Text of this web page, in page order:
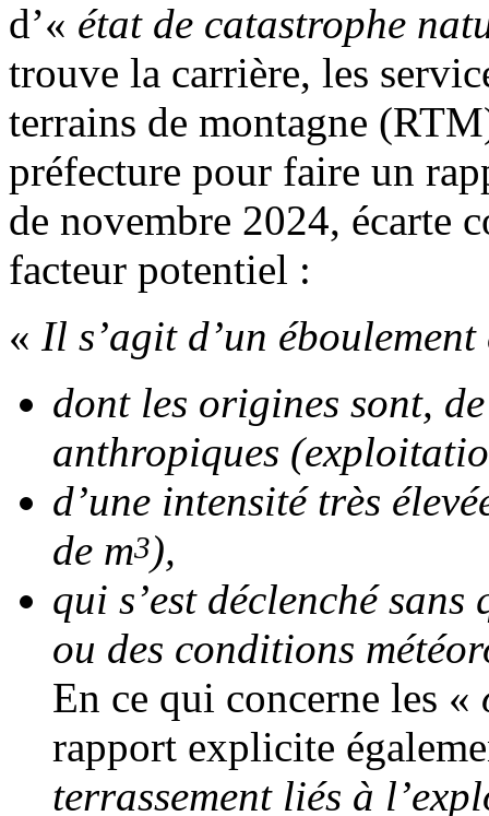
d’« état de catastrophe
trouve la carrière, les
terrains de montagne
préfecture pour faire un
de novembre 2024, écarte
facteur potentiel :
« Il s’agit d’un
dont les origines sont,
anthropiques
d’une intensité très
de m3),
qui s’est déclenché
ou des conditions
En ce qui concerne les «
rapport explicite
terrassement liés à